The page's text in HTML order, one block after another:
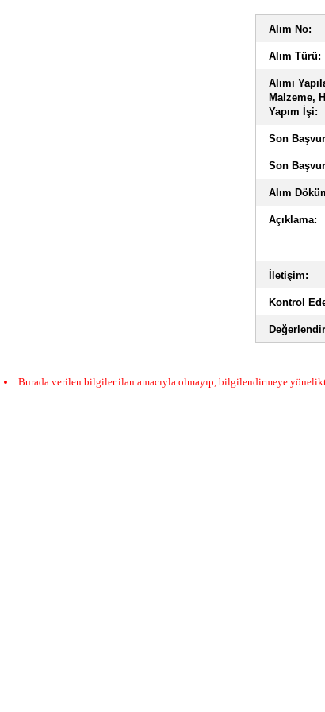
Alım No:
Alım Türü:
Alımı
Malzeme,
Yapım İşi:
Son
Son
Alım
Açıklama:
İletişim:
Kontrol
Burada verilen bilgiler ilan amacıyla olmayıp, bilgilendirmeye